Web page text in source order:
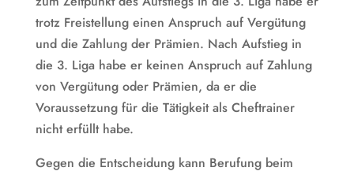
trotz Freistellung einen Anspruch auf Vergütung
und die Zahlung der Prämien. Nach Aufstieg in
die 3. Liga habe er keinen Anspruch auf Zahlung
von Vergütung oder Prämien, da er die
Voraussetzung für die Tätigkeit als Cheftrainer
nicht erfüllt habe.
Gegen die Entscheidung kann Berufung beim